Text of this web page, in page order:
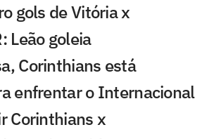
gols de Vitória x
Leão goleia
Corinthians está
enfrentar o Internacional
Corinthians x